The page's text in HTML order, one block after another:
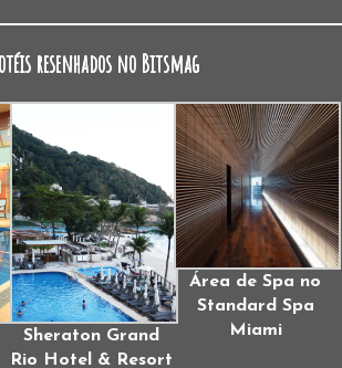
resenhados no Bitsmag
Sheraton Grand
Rio Hotel & Resort
Área de Spa no
Standard Spa
Miami